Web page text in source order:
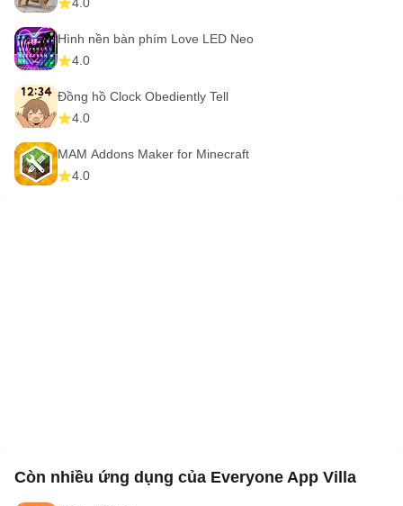
hành trình mang đến cho điện thoại thông minh của bạn
một cải tiến thanh lịch và hiện đại lấy cảm hứng từ iOS.
4.0
Hình nền bàn phím Love LED Neo
4.0
Đồng hồ Clock Obediently Tell
4.0
MAM Addons Maker for Minecraft
4.0
Còn nhiều ứng dụng của Everyone App Villa